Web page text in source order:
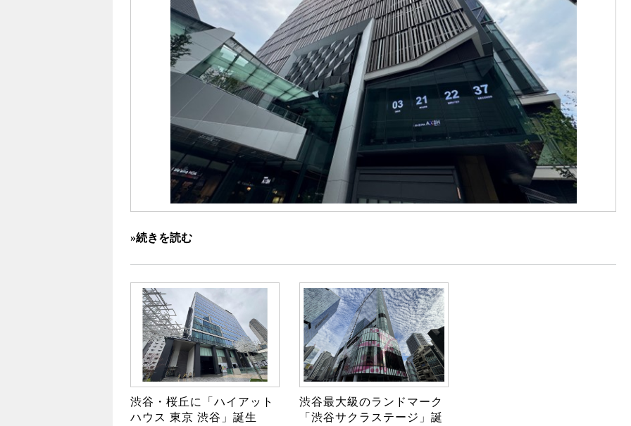
»続きを読む
渋谷・桜丘に「ハイアット
ハウス 東京 渋谷」誕生
渋谷最大級のランドマーク
「渋谷サクラステージ」誕